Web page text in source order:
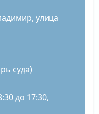
улица
суда)
до 17:30,